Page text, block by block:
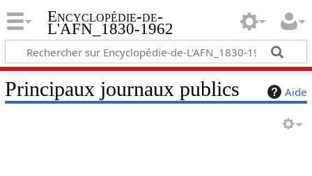
Encyclopédie-de-
L'AFN_1830-1962
Aide
Principaux journaux publics